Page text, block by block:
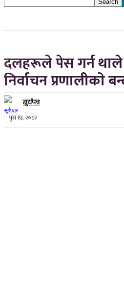
दलहरूले पेस गर्न
निर्वाचन प्रणालीकाे
सूर्यपत्र
पुस १३, २०८२